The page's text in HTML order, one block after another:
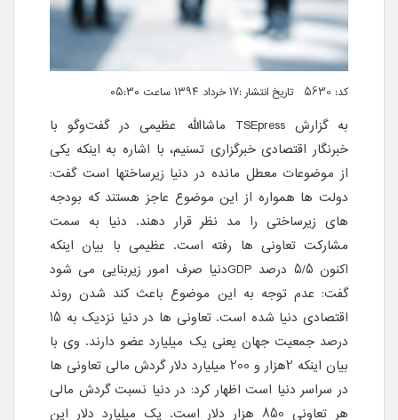
کد: 5630 تاریخ انتشار :۱۷ خرداد ۱۳۹۴ ساعت ۰۵:۳۰
به گزارشTSEpress ماشاالله عظیمی در گفت‌وگو با
خبرنگار اقتصادیخبرگزاری تسنیم، با اشاره به اینکه یکی
از موضوعات معطل مانده در دنیا زیرساختها است گفت:
دولت ها همواره از این موضوع عاجز هستند که بودجه
های زیرساختی را مد نظر قرار دهند. دنیا به سمت
مشارکت تعاونی ها رفته است. عظیمی با بیان اینکه
اکنون 5/5 درصد GDPدنیا صرف امور زیربنایی می شود
گفت: عدم توجه به این موضوع باعث کند شدن روند
اقتصادی دنیا شده است. تعاونی ها در دنیا نزدیک به 15
درصد جمعیت جهان یعنی یک میلیارد عضو دارند. وی با
بیان اینکه 2هزار و 200 میلیارد دلار گردش مالی تعاونی ها
در سراسر دنیا است اظهار کرد: در دنیا نسبت گردش مالی
هر تعاونی 850 هزار دلار است. یک میلیارد دلار این